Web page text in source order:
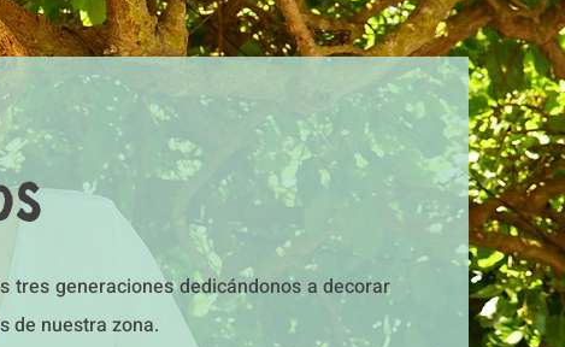
tres generaciones dedicándonos a decorar
de nuestra zona.